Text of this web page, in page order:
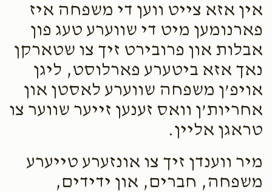
אין אזא צייט ווען די משפחה איז
פארנומען מיט די שווערע טעג פון
אבלות און פרובירט זיך צו שטארקן
נאך אזא ביטערע פארלוסט, ליגן
אויפ’ן משפחה שווערע לאסטן און
אחריות’ן וואס זענען זייער שווער צו
טראגן אליין.
מיר ווענדן זיך צו אונזערע טייערע
משפחה, חברים, און ידידים,